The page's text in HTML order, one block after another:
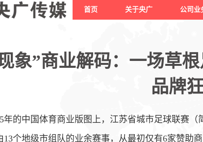
首页 关于央广 公司业
象”商业解码：一场草
品牌
年的中国体育商业版图上，江苏省城市足球联赛（
13个地级市组队的业余赛事，从最初仅有6家赞助